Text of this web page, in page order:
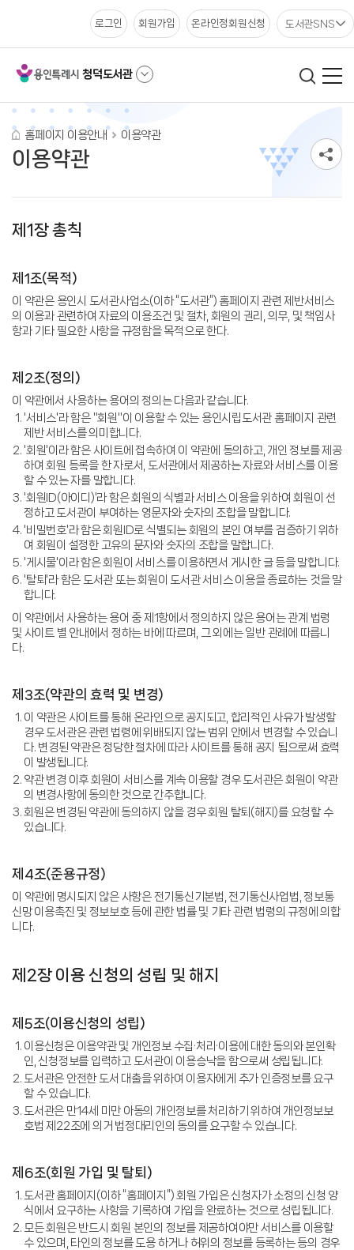
청덕도서관
로그인 회원가입 온라인정회원신청 도서관SNS
홈페이지 이용안내 이용약관
이용약관
제1장 총칙
제1조(목적)
이 약관은 용인시 도서관사업소(이하 “도서관”) 홈페이지 관련 제반서비스
의 이용과 관련하여 자료의 이용조건 및 절차, 회원의 권리, 의무, 및 책임사
항과 기타 필요한 사항을 규정함을 목적으로 한다.
제2조(정의)
이 약관에서 사용하는 용어의 정의는 다음과 같습니다.
'서비스'라 함은 "회원"이 이용할 수 있는 용인시립도서관 홈페이지 관련
제반 서비스를 의미합니다.
'회원'이라 함은 사이트에 접속하여 이 약관에 동의하고, 개인 정보를 제공
하여 회원 등록을 한 자로서, 도서관에서 제공하는 자료와 서비스를 이용
할 수 있는 자를 말합니다.
'회원ID(아이디)'라 함은 회원의 식별과 서비스 이용을 위하여 회원이 선
정하고 도서관이 부여하는 영문자와 숫자의 조합을 말합니다.
'비밀번호'라 함은 회원ID로 식별되는 회원의 본인 여부를 검증하기 위하
여 회원이 설정한 고유의 문자와 숫자의 조합을 말합니다.
'게시물'이라 함은 회원이 서비스를 이용하면서 게시한 글 등을 말합니다.
'탈퇴'라 함은 도서관 또는 회원이 도서관 서비스 이용을 종료하는 것을 말
합니다.
이 약관에서 사용하는 용어 중 제1항에서 정의하지 않은 용어는 관계 법령
및 사이트 별 안내에서 정하는 바에 따르며, 그 외에는 일반 관례에 따릅니
다.
제3조(약관의 효력 및 변경)
이 약관은 사이트를 통해 온라인으로 공지되고, 합리적인 사유가 발생할
경우 도서관은 관련 법령에 위배되지 않는 범위 안에서 변경할 수 있습니
다. 변경된 약관은 정당한 절차에 따라 사이트를 통해 공지 됨으로써 효력
이 발생됩니다.
약관 변경 이후 회원이 서비스를 계속 이용할 경우 도서관은 회원이 약관
의 변경사항에 동의한 것으로 간주합니다.
회원은 변경된 약관에 동의하지 않을 경우 회원 탈퇴(해지)를 요청할 수
있습니다.
제4조(준용규정)
이 약관에 명시되지 않은 사항은 전기통신기본법, 전기통신사업법, 정보통
신망 이용촉진 및 정보보호 등에 관한 법률 및 기타 관련 법령의 규정에 의합
니다.
제2장 이용 신청의 성립 및 해지
제5조(이용신청의 성립)
이용신청은 이용약관 및 개인정보 수집·처리·이용에 대한 동의와 본인확
인, 신청정보를 입력하고 도서관이 이용승낙을 함으로써 성립됩니다.
도서관은 안전한 도서 대출을 위하여 이용자에게 추가 인증정보를 요구
할 수 있습니다.
도서관은 만14세 미만 아동의 개인정보를 처리하기 위하여 개인정보보
호법 제22조에 의거 법정대리인의 동의를 요구할 수 있습니다.
제6조(회원 가입 및 탈퇴)
도서관 홈페이지(이하 “홈페이지”) 회원 가입은 신청자가 소정의 신청 양
식에서 요구하는 사항을 기록하여 가입을 완료하는 것으로 성립됩니다.
모든 회원은 반드시 회원 본인의 정보를 제공하여야만 서비스를 이용할
수 있으며, 타인의 정보를 도용 하거나 허위의 정보를 등록하는 등의 경우